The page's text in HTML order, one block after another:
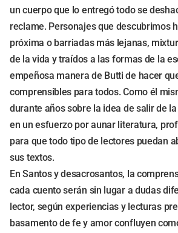
un cuerpo que lo entregó todo se
reclame. Personajes que descubrimos
próxima o barriadas más lejanas,
de la vida y traídos a las formas de la
empeñosa manera de Butti de hacer
comprensibles para todos. Como él
durante años sobre la idea de salir de
en un esfuerzo por aunar literatura,
para que todo tipo de lectores puedan
sus textos.
En Santos y desacrosantos, la
cada cuento serán sin lugar a dudas
lector, según experiencias y lecturas
basamento de fe y amor confluyen